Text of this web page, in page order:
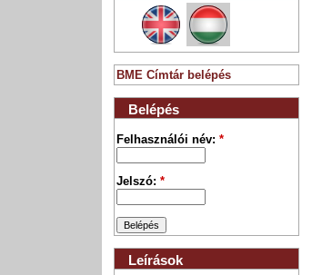
BME Címtár belépés
Belépés
Felhasználói név:*
Jelszó:*
Leírások